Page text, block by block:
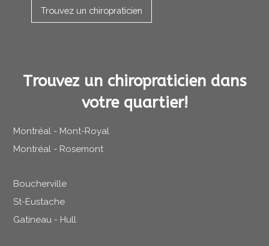
Trouvez un chiropraticien
Trouvez un chiropraticien dans
votre quartier!
Montréal - Mont-Royal
Montréal - Rosemont
Boucherville
St-Eustache
Gatineau - Hull